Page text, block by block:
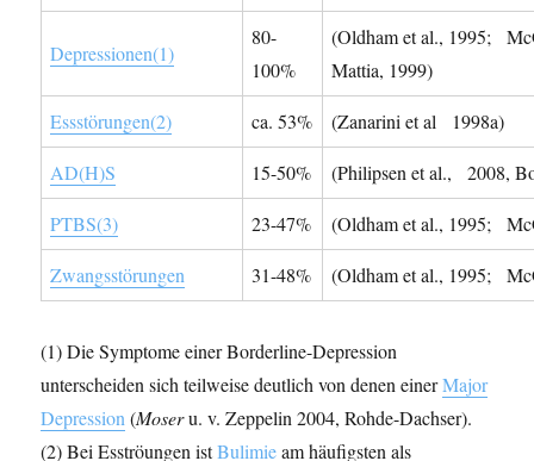
Depressionen(1)
80-
100%
(Oldham et al., 1995;
Mattia, 1999)
Essstörungen(2) ca. 53% (Zanarini et al 1998a)
AD(H)S 15-50% (Philipsen et al., 2008,
PTBS(3) 23-47% (Oldham et al., 1995;
Zwangsstörungen 31-48% (Oldham et al., 1995;
(1) Die Symptome einer Borderline-Depression
unterscheiden sich teilweise deutlich von denen einerMajor
Depression(Moseru. v. Zeppelin 2004, Rohde-Dachser).
(2) Bei Esströungen istBulimieam häufigsten als